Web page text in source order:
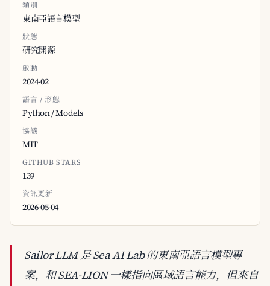
類別
東南亞語言模型
狀態
研究開源
啟動
2024-02
語言 / 形態
Python / Models
協議
MIT
GITHUB STARS
139
資訊更新
2026-05-04
Sailor LLM 是 Sea AI Lab 的東南亞語言模型專
案，和 SEA-LION 一樣指向區域語言能力，但來自